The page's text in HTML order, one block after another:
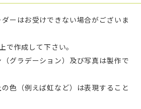
ーはお受けできない場合がございま
作成して下さい。
グラデーション）及び写真は製作で
色（例えば虹など）は表現すること